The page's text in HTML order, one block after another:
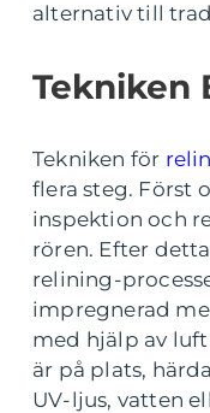
alternativ till
Tekniken
Tekniken för
flera steg. Först
inspektion och
rören. Efter
relining-
impregnerad
med hjälp av
är på plats,
UV-ljus, vatten